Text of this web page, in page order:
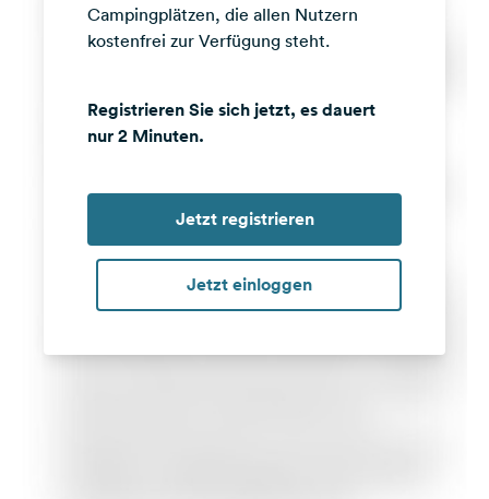
Campingplätzen, die allen Nutzern
kostenfrei zur Verfügung steht.
Registrieren Sie sich jetzt, es dauert
nur 2 Minuten.
Jetzt registrieren
Jetzt einloggen